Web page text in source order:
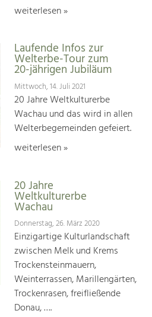
weiterlesen »
Laufende Infos zur
Welterbe-Tour zum
20-jährigen Jubiläum
Mittwoch, 14. Juli 2021
20 Jahre Weltkulturerbe
Wachau und das wird in allen
Welterbegemeinden gefeiert.
weiterlesen »
20 Jahre
Weltkulturerbe
Wachau
Donnerstag, 26. März 2020
Einzigartige Kulturlandschaft
zwischen Melk und Krems
Trockensteinmauern,
Weinterrassen, Marillengärten,
Trockenrasen, freifließende
Donau, ….